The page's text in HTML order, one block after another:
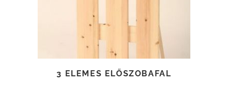
3 ELEMES ELŐSZOBAFAL